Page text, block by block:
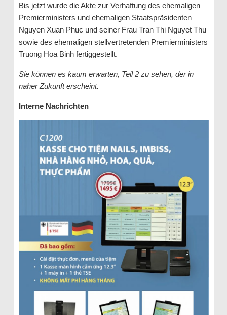
Bis jetzt wurde die Akte zur Verhaftung des ehemaligen
Premierministers und ehemaligen Staatspräsidenten
Nguyen Xuan Phuc und seiner Frau Tran Thi Nguyet Thu
sowie des ehemaligen stellvertretenden Premierministers
Truong Hoa Binh fertiggestellt.
Sie können es kaum erwarten, Teil 2 zu sehen, der in
naher Zukunft erscheint.
Interne Nachrichten